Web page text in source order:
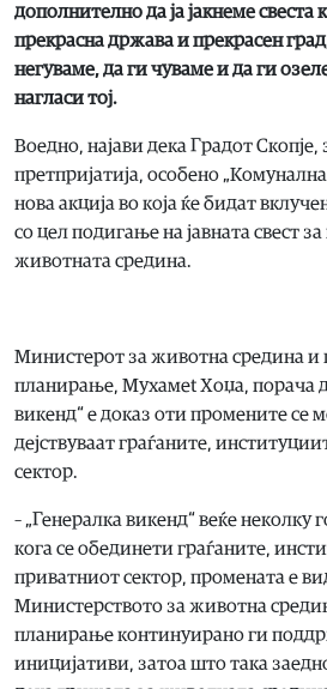
дополнително да ја јакнеме свеста
прекрасна држава и прекрасен
негуваме, да ги чуваме и да ги
нагласи тој.
Воедно, најави дека Градот Скопје,
претпријатија, особено
нова акција во која ќе бидат
со цел подигање на јавната свест
животната средина.
Министерот за животна средина и
планирање, Мухамеt Хоџа, порача
викенд“ е доказ оти промените се
дејствуваат граѓаните,
сектор.
– „Генералка викенд“ веќе неколку
кога се обединети граѓаните,
приватниот сектор, промената е
Министерството за животна
планирање континуирано ги
иницијативи, затоа што така